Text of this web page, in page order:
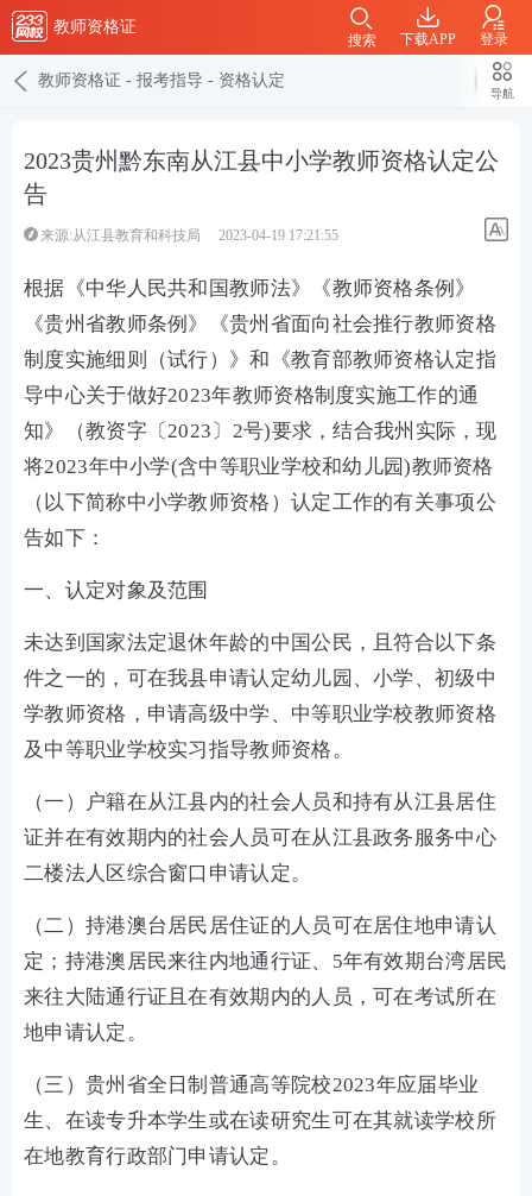
教师资格证
下载APP 登录
搜索
教师资格证 - 报考指导 - 资格认定
导航
2023贵州黔东南从江县中小学教师资格认定公
告
来源:从江县教育和科技局 2023-04-19 17:21:55
根据《中华人民共和国教师法》《教师资格条例》
《贵州省教师条例》《贵州省面向社会推行教师资格
制度实施细则（试行）》和《教育部教师资格认定指
导中心关于做好2023年教师资格制度实施工作的通
知》（教资字〔2023〕2号)要求，结合我州实际，现
将2023年中小学(含中等职业学校和幼儿园)教师资格
（以下简称中小学教师资格）认定工作的有关事项公
告如下：
一、认定对象及范围
未达到国家法定退休年龄的中国公民，且符合以下条
件之一的，可在我县申请认定幼儿园、小学、初级中
学教师资格，申请高级中学、中等职业学校教师资格
及中等职业学校实习指导教师资格。
（一）户籍在从江县内的社会人员和持有从江县居住
证并在有效期内的社会人员可在从江县政务服务中心
二楼法人区综合窗口申请认定。
（二）持港澳台居民居住证的人员可在居住地申请认
定；持港澳居民来往内地通行证、5年有效期台湾居民
来往大陆通行证且在有效期内的人员，可在考试所在
地申请认定。
（三）贵州省全日制普通高等院校2023年应届毕业
生、在读专升本学生或在读研究生可在其就读学校所
在地教育行政部门申请认定。